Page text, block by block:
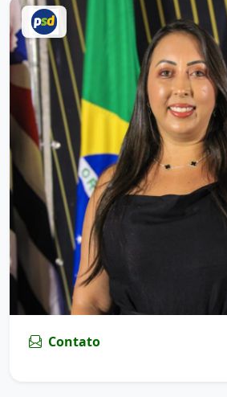
Contato